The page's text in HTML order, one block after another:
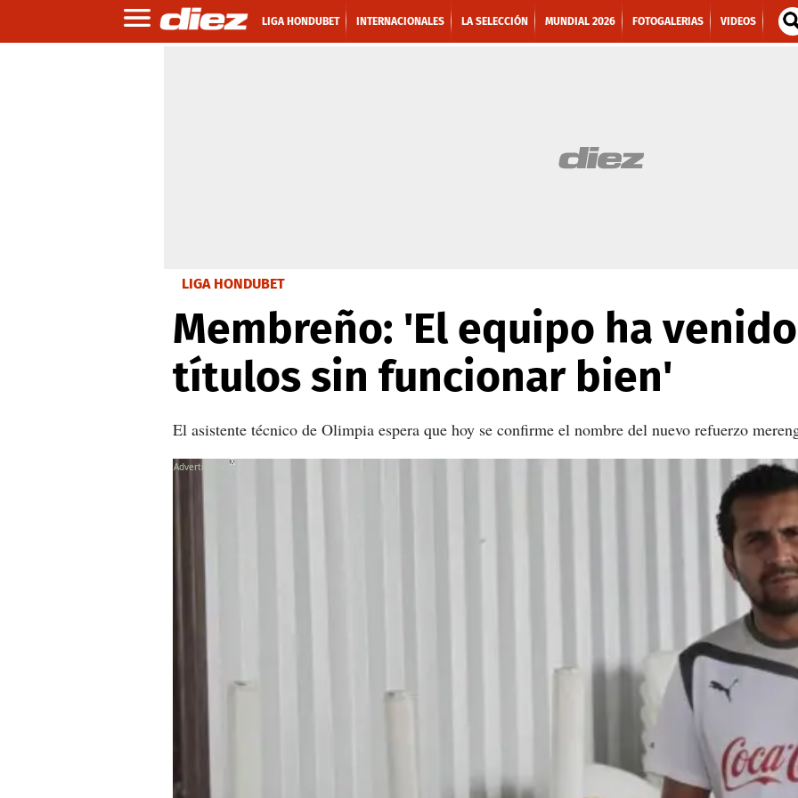
LIGA HONDUBET INTERNACIONALES LA SELECCIÓN MUNDIAL 2026 FOTOGALERIAS VIDEOS
LIGA HONDUBET
Membreño: 'El equipo ha
títulos sin funcionar bien'
El asistente técnico de Olimpia espera que hoy se confirme el nombre del nuevo refuerzo
X